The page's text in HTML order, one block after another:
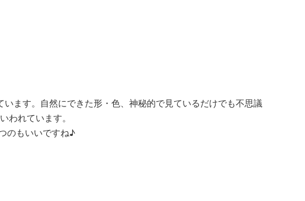
ます。自然にできた形・色、神秘的で見ているだけでも不思議
われています。
のもいいですね♪